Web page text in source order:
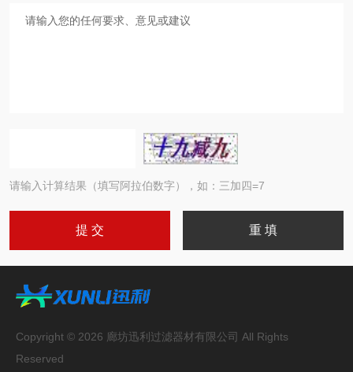
请输入计算结果（填写阿拉伯数字），如：三加四=7
Copyright © 2026 廊坊迅利过滤器材有限公司 All Rights
Reserved